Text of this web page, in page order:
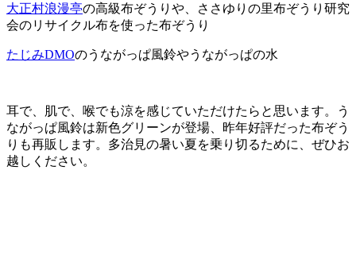
大正村浪漫亭の高級布ぞうりや、ささゆりの里布ぞうり研究
会のリサイクル布を使った布ぞうり
たじみDMOのうながっぱ風鈴やうながっぱの水
耳で、肌で、喉でも涼を感じていただけたらと思います。う
ながっぱ風鈴は新色グリーンが登場、昨年好評だった布ぞう
りも再販します。多治見の暑い夏を乗り切るために、ぜひお
越しください。